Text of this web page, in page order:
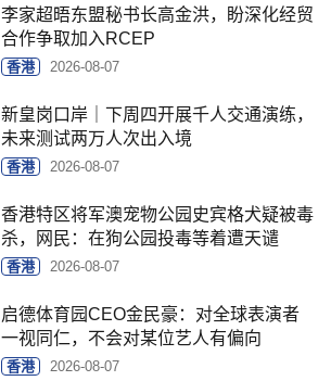
李家超晤东盟秘书长高金洪，盼深化经贸
合作争取加入RCEP
香港 2026-08-07
新皇岗口岸｜下周四开展千人交通演练，
未来测试两万人次出入境
香港 2026-08-07
香港特区将军澳宠物公园史宾格犬疑被毒
杀，网民：在狗公园投毒等着遭天谴
香港 2026-08-07
启德体育园CEO金民豪：对全球表演者
一视同仁，不会对某位艺人有偏向
香港 2026-08-07